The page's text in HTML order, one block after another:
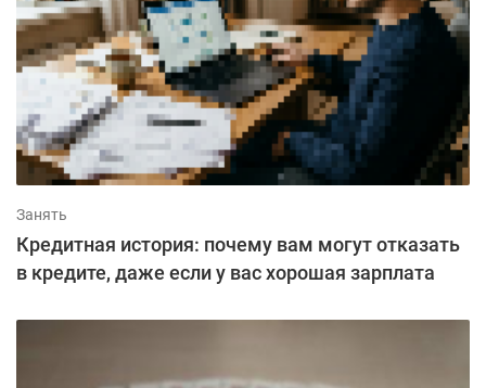
Занять
Кредитная история: почему вам могут отказать
в кредите, даже если у вас хорошая зарплата